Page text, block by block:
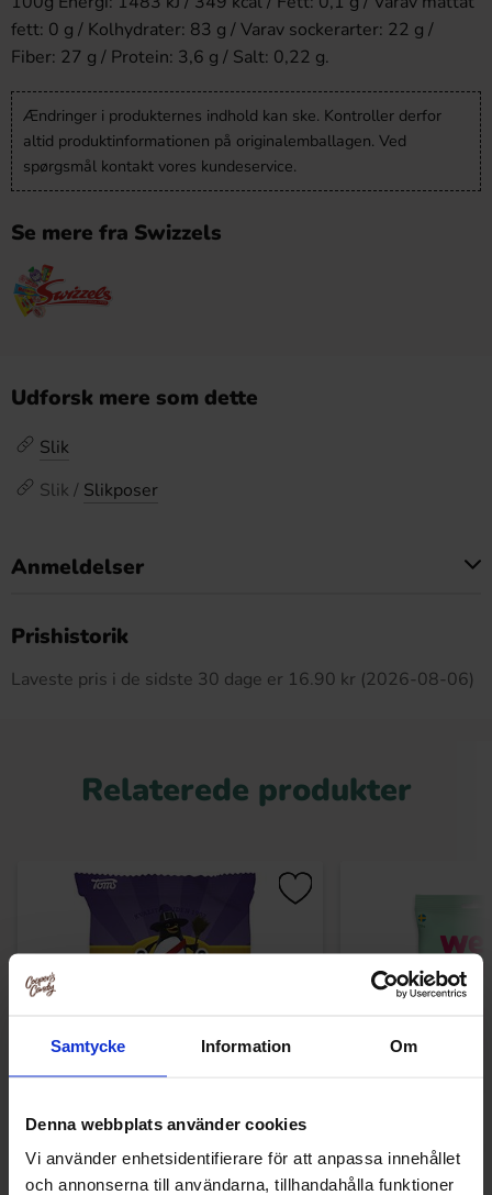
Samtycke Information Om
Denna webbplats använder cookies
Vi använder enhetsidentifierare för att anpassa innehållet
och annonserna till användarna, tillhandahålla funktioner
fett: 0 g / Kolhydrater: 83 g / Varav sockerarter: 22 g /
Fiber: 27 g / Protein: 3,6 g / Salt: 0,22 g.
Ændringer i produkternes indhold kan ske. Kontroller derfor
altid produktinformationen på originalemballagen. Ved
spørgsmål kontakt vores kundeservice.
Se mere fra Swizzels
Udforsk mere som dette
Slik
Slik / Slikposer
Anmeldelser
Prishistorik
Laveste pris i de sidste 30 dage er 16.90 kr (2026-08-06)
Relaterede produkter
Toms Häxvrål Påse 130g Wellibites